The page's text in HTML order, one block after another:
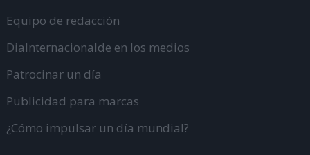
Equipo de redacción
DiaInternacionalde en los medios
Patrocinar un día
Publicidad para marcas
¿Cómo impulsar un día mundial?